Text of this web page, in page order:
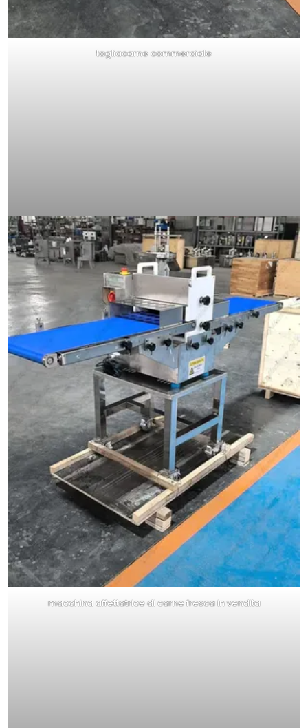
tagliacarne commerciale
macchina affettatrice di carne fresca in vendita